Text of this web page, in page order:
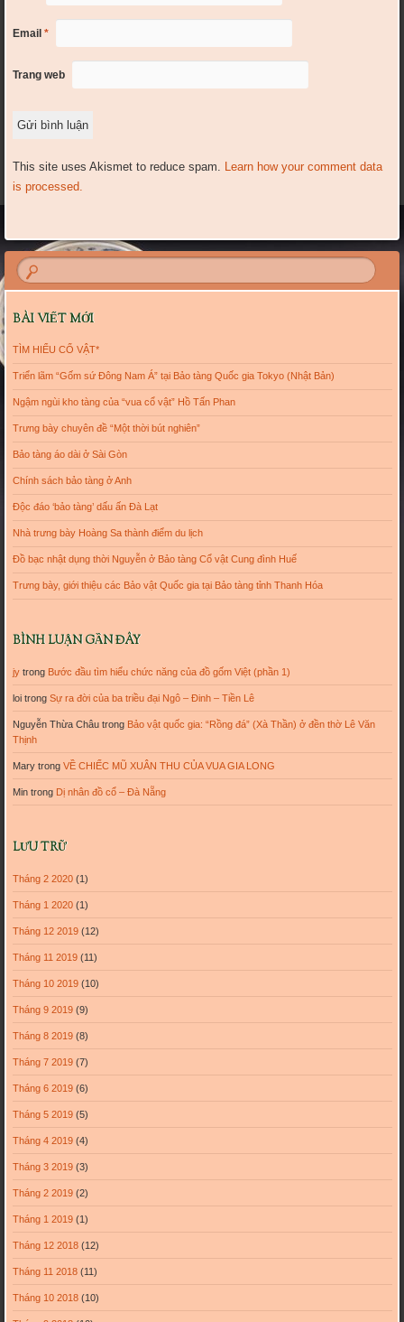
Email *
Trang web
This site uses Akismet to reduce spam. Learn how your comment data
is processed.
BÀI VIẾT MỚI
TÌM HIỂU CỔ VẬT*
Triển lãm “Gốm sứ Đông Nam Á” tại Bảo tàng Quốc gia Tokyo (Nhật Bản)
Ngậm ngùi kho tàng của “vua cổ vật” Hồ Tấn Phan
Trưng bày chuyên đề “Một thời bút nghiên”
Bảo tàng áo dài ở Sài Gòn
Chính sách bảo tàng ở Anh
Độc đáo ‘bảo tàng’ dấu ấn Đà Lạt
Nhà trưng bày Hoàng Sa thành điểm du lịch
Đồ bạc nhật dụng thời Nguyễn ở Bảo tàng Cổ vật Cung đình Huế
Trưng bày, giới thiệu các Bảo vật Quốc gia tại Bảo tàng tỉnh Thanh Hóa
BÌNH LUẬN GẦN ĐÂY
jytrong Bước đầu tìm hiểu chức năng của đồ gốm Việt (phần 1)
loitrong Sự ra đời của ba triều đại Ngô – Đinh – Tiền Lê
Nguyễn Thừa Châutrong Bảo vật quốc gia: “Rồng đá” (Xà Thần) ở đền thờ Lê Văn
Thịnh
Marytrong VỀ CHIẾC MŨ XUÂN THU CỦA VUA GIA LONG
Mintrong Dị nhân đồ cổ – Đà Nẵng
LƯU TRỮ
Tháng 2 2020(1)
Tháng 1 2020(1)
Tháng 12 2019(12)
Tháng 11 2019(11)
Tháng 10 2019(10)
Tháng 9 2019(9)
Tháng 8 2019(8)
Tháng 7 2019(7)
Tháng 6 2019(6)
Tháng 5 2019(5)
Tháng 4 2019(4)
Tháng 3 2019(3)
Tháng 2 2019(2)
Tháng 1 2019(1)
Tháng 12 2018(12)
Tháng 11 2018(11)
Tháng 10 2018(10)